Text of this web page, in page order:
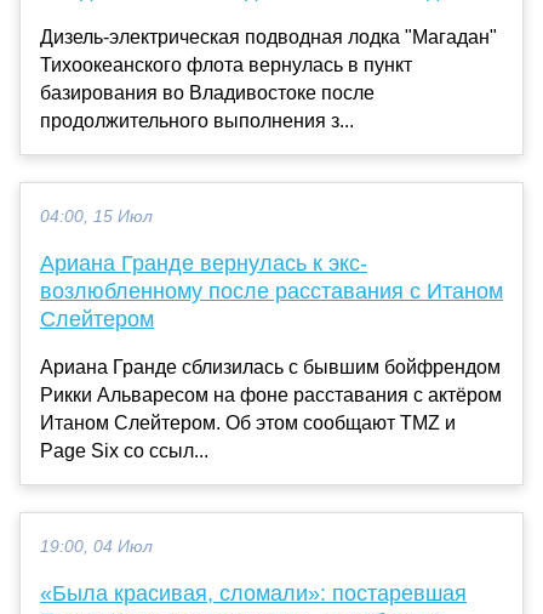
Дизель-электрическая подводная лодка "Магадан"
Тихоокеанского флота вернулась в пункт
базирования во Владивостоке после
продолжительного выполнения з...
04:00, 15 Июл
Ариана Гранде вернулась к экс-
возлюбленному после расставания с Итаном
Слейтером
Ариана Гранде сблизилась с бывшим бойфрендом
Рикки Альваресом на фоне расставания с актёром
Итаном Слейтером. Об этом сообщают TMZ и
Page Six со ссыл...
19:00, 04 Июл
«Была красивая, сломали»: постаревшая